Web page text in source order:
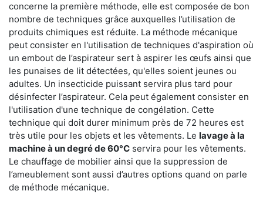
concerne la première méthode, elle est composée de bon
nombre de techniques grâce auxquelles l’utilisation de
produits chimiques est réduite. La méthode mécanique
peut consister en l'utilisation de techniques d'aspiration où
un embout de l’aspirateur sert à aspirer les œufs ainsi que
les punaises de lit détectées, qu'elles soient jeunes ou
adultes. Un insecticide puissant servira plus tard pour
désinfecter l’aspirateur. Cela peut également consister en
l'utilisation d'une technique de congélation. Cette
technique qui doit durer minimum près de 72 heures est
très utile pour les objets et les vêtements. Le lavage à la
machine à un degré de 60°C servira pour les vêtements.
Le chauffage de mobilier ainsi que la suppression de
l’ameublement sont aussi d’autres options quand on parle
de méthode mécanique.